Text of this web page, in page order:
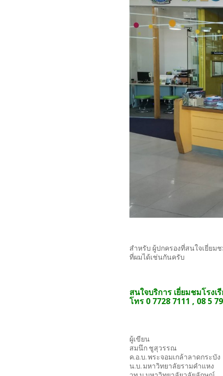
สำหรับ ผู้ปกครองที่สนใจเยี่ยม
ที่ผมได้เช่นกันครับ
สนใจบริการ เยี่ยมชมโรง
โทร 0 7728 7111 , 08 5
ผู้เขียน
สมนึก ชูสุวรรณ
ค.อ.บ. พระจอมเกล้าลาดกระบัง
น.บ. มหาวิทยาลัยรามคำแหง